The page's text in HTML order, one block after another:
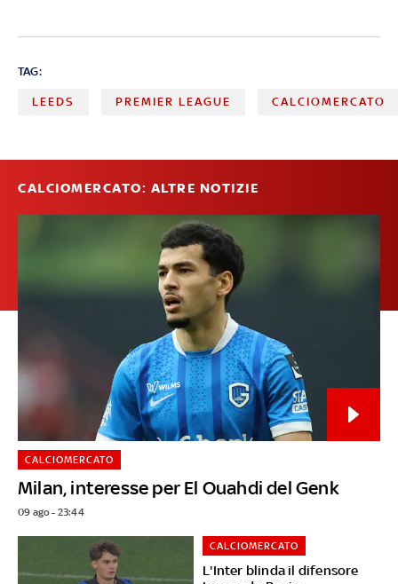
TAG:
LEEDS PREMIER LEAGUE CALCIOMERCATO
CALCIOMERCATO: ALTRE NOTIZIE
Milan, interesse per El Ouahdi del Genk
CALCIOMERCATO
09 ago - 23:44
L'Inter blinda il difensore
CALCIOMERCATO